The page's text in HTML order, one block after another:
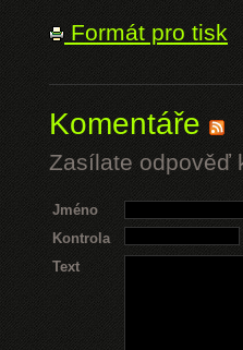
Formát pro tisk
Komentáře
Zasílate odpověď
Jméno
Kontrola
Text